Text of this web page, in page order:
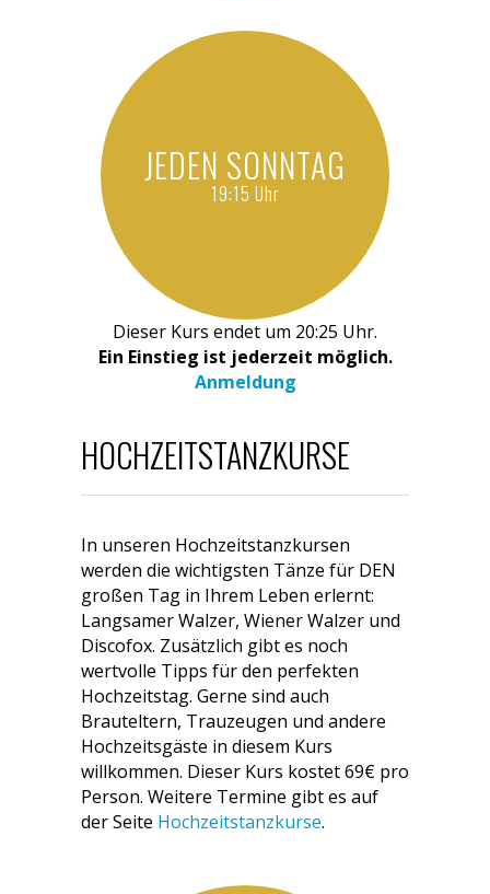
JEDEN SONNTAG
19:15 Uhr
Dieser Kurs endet um 20:25 Uhr.
Ein Einstieg ist jederzeit möglich.
Anmeldung
HOCHZEITSTANZKURSE
In unseren Hochzeitstanzkursen
werden die wichtigsten Tänze für DEN
großen Tag in Ihrem Leben erlernt:
Langsamer Walzer, Wiener Walzer und
Discofox. Zusätzlich gibt es noch
wertvolle Tipps für den perfekten
Hochzeitstag. Gerne sind auch
Brauteltern, Trauzeugen und andere
Hochzeitsgäste in diesem Kurs
willkommen. Dieser Kurs kostet 69€ pro
Person. Weitere Termine gibt es auf
der Seite Hochzeitstanzkurse.